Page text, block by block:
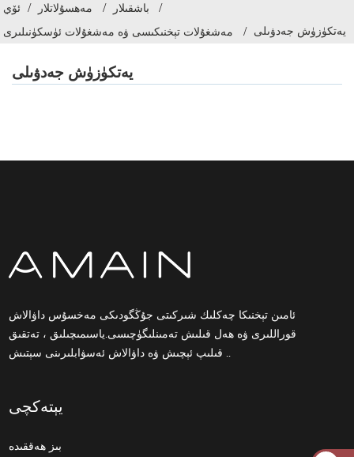
ئۆي مەھسۇلاتلار
باشقىلار
مەشغۇلات تېخنىكىسى ۋە مەشغۇلات ئۈسكۈنىلىرى
يەتكۈزۈش جەدۋىلى
يەتكۈزۈش جەدۋىلى
ئامىن تېخنىكا چەكلىك شىركىتى جۇڭگودىكى مەخسۇس داۋالاش
قوراللىرى ۋە ھەل قىلىش تەمىنلىگۈچىسى.ياسىمىچىلىق ، تەتقىق
قىلىپ ئېچىش ۋە داۋالاش ئەسۋابلىرىنى سېتىش ..
يېتەكچى
بىز ھەققىدە